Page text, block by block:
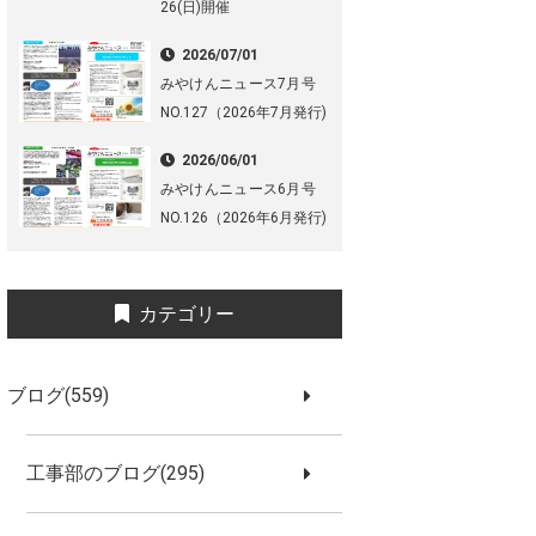
26(日)開催
2026/07/01
みやけんニュース7月号
NO.127（2026年7月発行)
2026/06/01
みやけんニュース6月号
NO.126（2026年6月発行)
カテゴリー
ブログ(559)
工事部のブログ(295)